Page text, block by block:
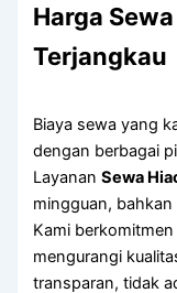
Harga
Terjangkau
Biaya sewa yang
dengan berbagai
LayananSewa
mingguan,
Kami
mengurangi
transparan, tidak